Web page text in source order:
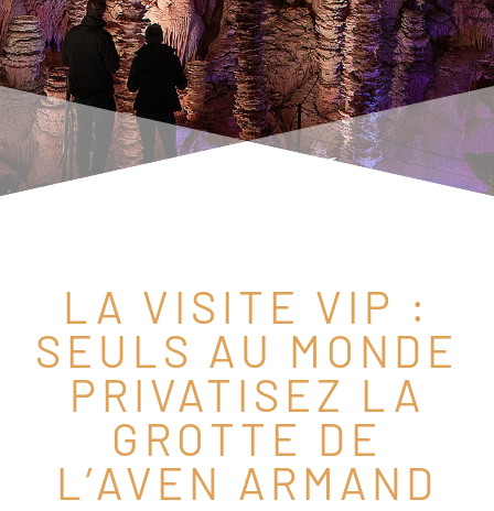
LA VISITE VIP :
SEULS AU MONDE
PRIVATISEZ LA
GROTTE DE
L’AVEN ARMAND